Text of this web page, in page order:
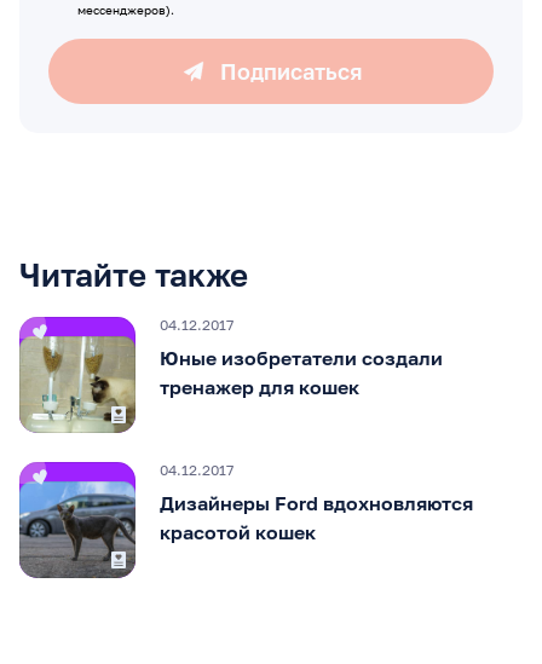
мессенджеров).
Подписаться
Читайте также
04.12.2017
Юные изобретатели создали
тренажер для кошек
04.12.2017
Дизайнеры Ford вдохновляются
красотой кошек